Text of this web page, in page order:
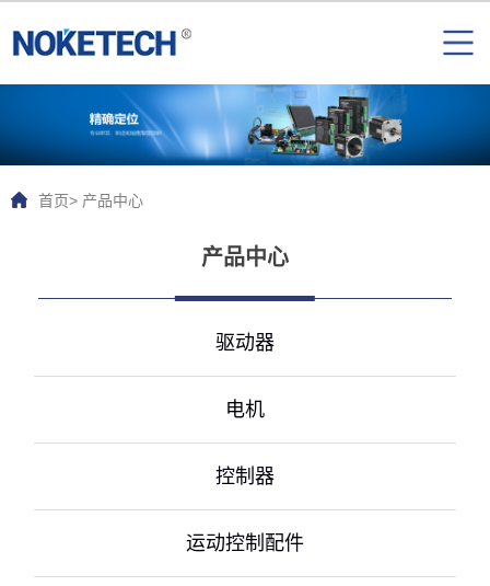
首页> 产品中心
产品中心
驱动器
电机
控制器
运动控制配件